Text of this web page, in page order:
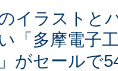
イラストと
「多摩電子
がセールで